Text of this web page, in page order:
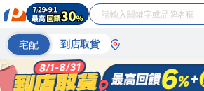
宅配 到店取貨